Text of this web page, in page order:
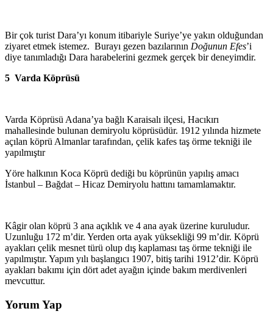
Bir çok turist Dara’yı konum itibariyle Suriye’ye yakın olduğundan
ziyaret etmek istemez. Burayı gezen bazılarının Doğunun Efes’i
diye tanımladığı Dara harabelerini gezmek gerçek bir deneyimdir.
5 Varda Köprüsü
Varda Köprüsü Adana’ya bağlı Karaisalı ilçesi, Hacıkırı
mahallesinde bulunan demiryolu köprüsüdür. 1912 yılında hizmete
açılan köprü Almanlar tarafından, çelik kafes taş örme tekniği ile
yapılmıştır
Yöre halkının Koca Köprü dediği bu köprünün yapılış amacı
İstanbul – Bağdat – Hicaz Demiryolu hattını tamamlamaktır.
Kâgir olan köprü 3 ana açıklık ve 4 ana ayak üzerine kuruludur.
Uzunluğu 172 m’dir. Yerden orta ayak yüksekliği 99 m’dir. Köprü
ayakları çelik mesnet türü olup dış kaplaması taş örme tekniği ile
yapılmıştır. Yapım yılı başlangıcı 1907, bitiş tarihi 1912’dir. Köprü
ayakları bakımı için dört adet ayağın içinde bakım merdivenleri
mevcuttur.
Yorum Yap